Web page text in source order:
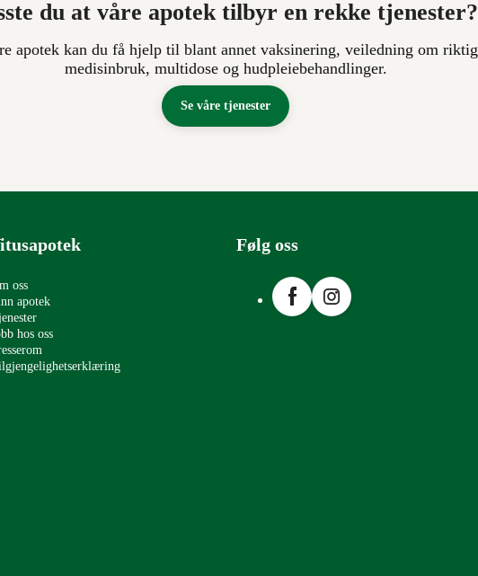
du at våre apotek tilbyr en rekke tjenester?
apotek kan du få hjelp til blant annet vaksinering, veiledning om riktig
medisinbruk, multidose og hudpleiebehandlinger.
Se våre tjenester
oss
apotek
hos oss
Følg oss
FacebookInstagram